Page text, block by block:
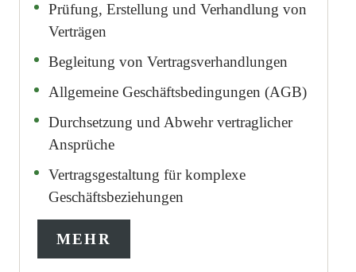
Prüfung, Erstellung und Verhandlung von
Verträgen
Begleitung von Vertragsverhandlungen
Allgemeine Geschäftsbedingungen (AGB)
Durchsetzung und Abwehr vertraglicher
Ansprüche
Vertragsgestaltung für komplexe
Geschäftsbeziehungen
MEHR